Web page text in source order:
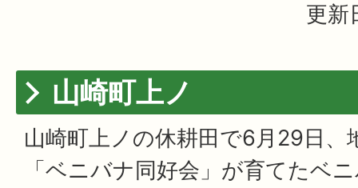
更新
山崎町上ノ
山崎町上ノの休耕田で6月29日、
「ベニバナ同好会」が育てたベ